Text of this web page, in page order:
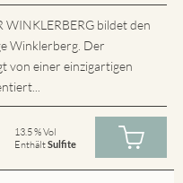
WINKLERBERG bildet den
Winklerberg. Der
von einer einzigartigen
13.5 % Vol
EnthältSulfite